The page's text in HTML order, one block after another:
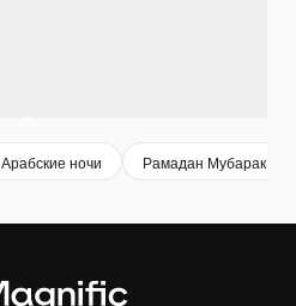
Арабские ночи Рамадан Мубарак